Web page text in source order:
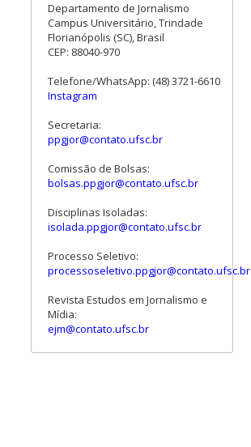
Departamento de Jornalismo
Campus Universitário, Trindade
Florianópolis (SC), Brasil
CEP: 88040-970
Telefone/WhatsApp: (48) 3721-6610
Instagram
Secretaria:
ppgjor@contato.ufsc.br
Comissão de Bolsas:
bolsas.ppgjor@contato.ufsc.br
Disciplinas Isoladas:
isolada.ppgjor@contato.ufsc.br
Processo Seletivo:
processoseletivo.ppgjor@contato.ufsc.br
Revista Estudos em Jornalismo e
Mídia:
ejm@contato.ufsc.br